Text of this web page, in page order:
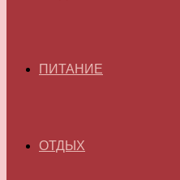
ПИТАНИЕ
ОТДЫХ